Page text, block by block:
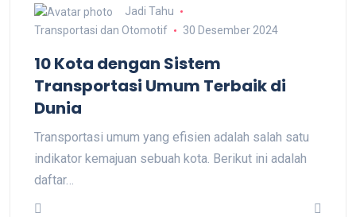
Jadi Tahu
Transportasi dan Otomotif
30 Desember 2024
10 Kota dengan Sistem
Transportasi Umum Terbaik di
Dunia
Transportasi umum yang efisien adalah salah satu
indikator kemajuan sebuah kota. Berikut ini adalah
daftar…